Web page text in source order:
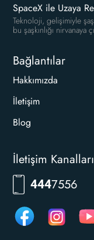
SpaceX ile Uzaya
Teknoloji, gelişimiyle
bu şaşkınlığı nirvanaya
Bağlantılar
Hakkımızda
İletişim
Blog
İletişim Kanalları
4447556